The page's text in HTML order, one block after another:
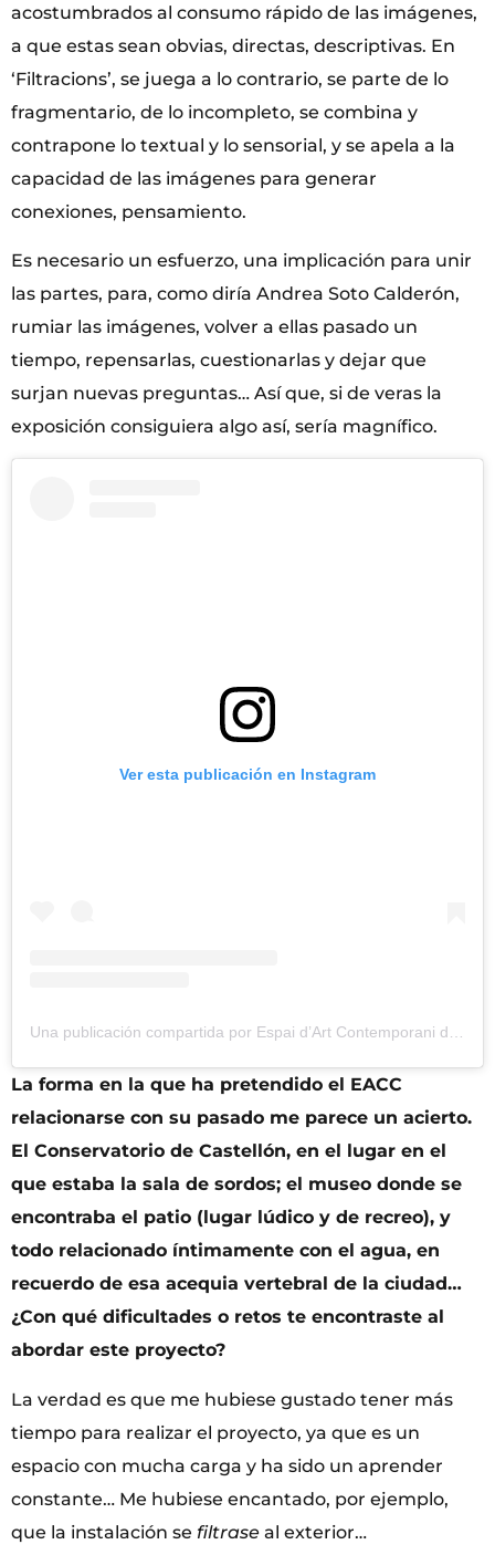
acostumbrados al consumo rápido de las imágenes,
a que estas sean obvias, directas, descriptivas. En
‘Filtracions’, se juega a lo contrario, se parte de lo
fragmentario, de lo incompleto, se combina y
contrapone lo textual y lo sensorial, y se apela a la
capacidad de las imágenes para generar
conexiones, pensamiento.
Es necesario un esfuerzo, una implicación para unir
las partes, para, como diría Andrea Soto Calderón,
rumiar las imágenes, volver a ellas pasado un
tiempo, repensarlas, cuestionarlas y dejar que
surjan nuevas preguntas… Así que, si de veras la
exposición consiguiera algo así, sería magnífico.
Ver esta publicación en Instagram
La forma en la que ha pretendido el EACC
relacionarse con su pasado me parece un acierto.
El Conservatorio de Castellón, en el lugar en el
que estaba la sala de sordos; el museo donde se
encontraba el patio (lugar lúdico y de recreo), y
todo relacionado íntimamente con el agua, en
recuerdo de esa acequia vertebral de la ciudad…
¿Con qué dificultades o retos te encontraste al
abordar este proyecto?
La verdad es que me hubiese gustado tener más
tiempo para realizar el proyecto, ya que es un
espacio con mucha carga y ha sido un aprender
constante… Me hubiese encantado, por ejemplo,
que la instalación se filtrase al exterior…